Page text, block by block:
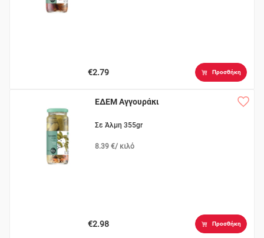
€2.79 Προσθήκη
ΕΔΕΜ Αγγουράκι
Σε Άλμη 355gr
8.39 €/ κιλό
€2.98 Προσθήκη